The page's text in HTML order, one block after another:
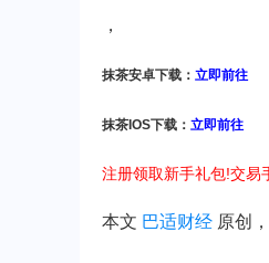
，
抹茶安卓下载： 立即前往
抹茶IOS下载： 立即前往
注册领取新手礼包!交易
本文 巴适财经 原创